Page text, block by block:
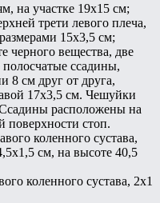
на участке 19х15 см;
трети левого плеча,
15х3,5 см;
черного вещества, две
ссадины,
8 см друг от друга,
17х3,5 см. Чешуйки
расположены на
поверхности стоп.
коленного сустава,
см, на высоте 40,5
коленного сустава, 2х1